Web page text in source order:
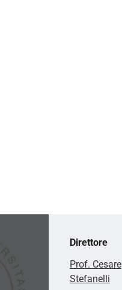
Direttore
Prof. Cesare
Stefanelli